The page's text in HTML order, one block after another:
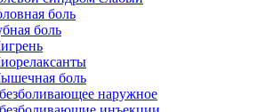
боль
боль
боль
наружное